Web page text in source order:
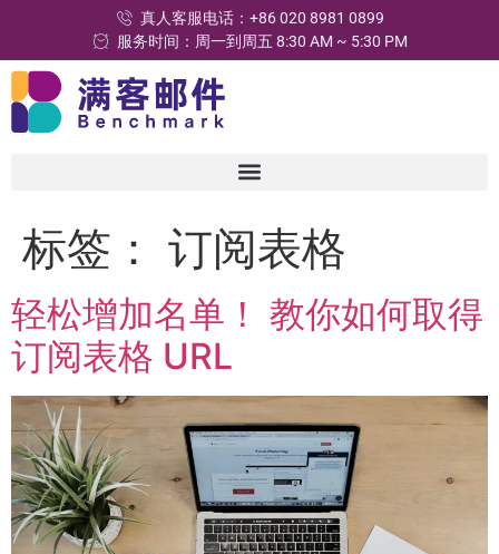
真人客服电话：+86 020 8981 0899
服务时间：周一到周五 8:30 AM ~ 5:30 PM
标签： 订阅表格
轻松增加名单！ 教你如何取得
订阅表格 URL